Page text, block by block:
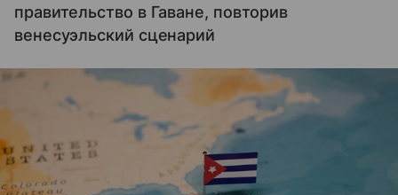
правительство в Гаване, повторив
венесуэльский сценарий